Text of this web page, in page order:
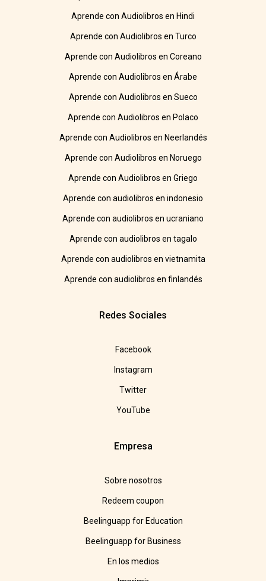
Aprende con Audiolibros en Hindi
Aprende con Audiolibros en Turco
Aprende con Audiolibros en Coreano
Aprende con Audiolibros en Árabe
Aprende con Audiolibros en Sueco
Aprende con Audiolibros en Polaco
Aprende con Audiolibros en Neerlandés
Aprende con Audiolibros en Noruego
Aprende con Audiolibros en Griego
Aprende con audiolibros en indonesio
Aprende con audiolibros en ucraniano
Aprende con audiolibros en tagalo
Aprende con audiolibros en vietnamita
Aprende con audiolibros en finlandés
Redes Sociales
Facebook
Instagram
Twitter
YouTube
Empresa
Sobre nosotros
Redeem coupon
Beelinguapp for Education
Beelinguapp for Business
En los medios